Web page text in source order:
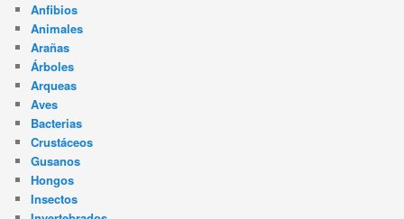
Anfibios
Animales
Arañas
Árboles
Arqueas
Aves
Bacterias
Crustáceos
Gusanos
Hongos
Insectos